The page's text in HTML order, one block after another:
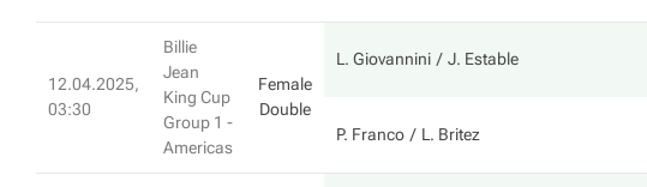
12.04.2025,
03:30
Billie
Jean
King Cup
Group 1 -
Americas
Female
Double
L. Giovannini J. Estable
P. Franco L. Britez